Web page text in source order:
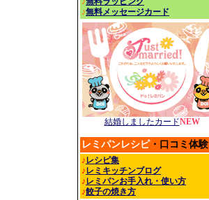
♪無料メッセージカード
結婚しましたカードNEW
レミパンレシピ・口コミ体験
♪ レシピ集
♪ レミキッチンブログ
♪ レミパンお手入れ・使い方
♪餃子の焼き方